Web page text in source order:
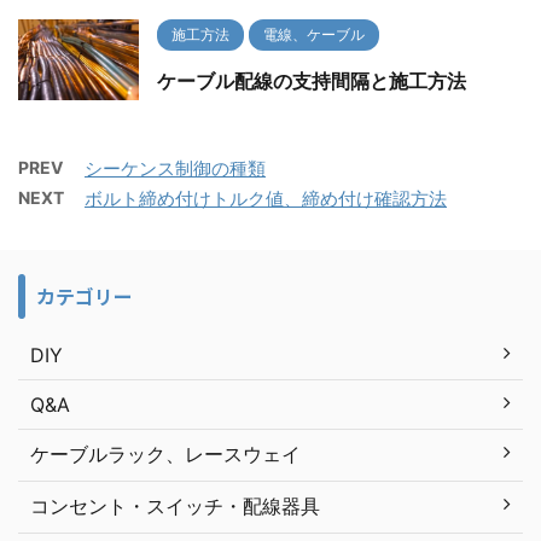
施工方法 電線、ケーブル
ケーブル配線の支持間隔と施工方法
PREV シーケンス制御の種類
NEXT ボルト締め付けトルク値、締め付け確認方法
カテゴリー
DIY
Q&A
ケーブルラック、レースウェイ
コンセント・スイッチ・配線器具